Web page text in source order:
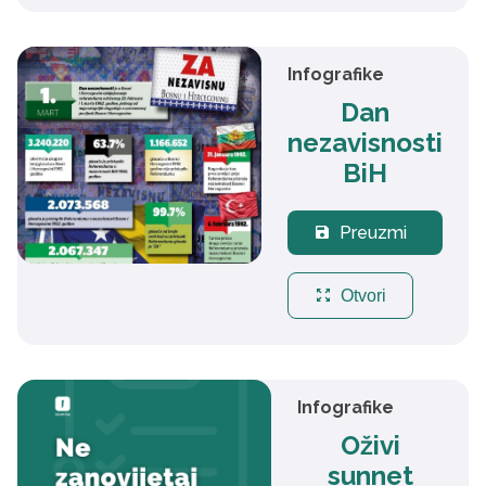
Infografike
Dan
nezavisnosti
BiH
save Preuzmi
zoom_out_map Otvori
Infografike
Oživi
sunnet